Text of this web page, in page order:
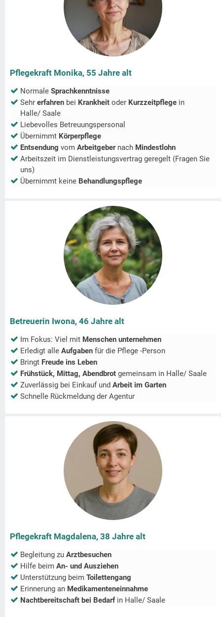
Pflegekraft Monika, 55 Jahre alt
Normale Sprachkenntnisse
Sehr erfahren bei Krankheit oder Kurzzeitpflege in
Halle/ Saale
Liebevolles Betreuungspersonal
Übernimmt Körperpflege
Entsendung vom Arbeitgeber nach Mindestlohn
Arbeitszeit im Dienstleistungsvertrag geregelt (Fragen Sie
uns)
Übernimmt keine Behandlungspflege
Betreuerin Iwona, 46 Jahre alt
Im Fokus: Viel mit Menschen unternehmen
Erledigt alle Aufgaben für die Pflege -Person
Bringt Freude ins Leben
Frühstück, Mittag, Abendbrot gemeinsam in Halle/ Saale
Zuverlässig bei Einkauf und Arbeit im Garten
Schnelle Rückmeldung der Agentur
Pflegekraft Magdalena, 38 Jahre alt
Begleitung zu Arztbesuchen
Hilfe beim An- und Ausziehen
Unterstützung beim Toilettengang
Erinnerung an Medikamenteneinnahme
Nachtbereitschaft bei Bedarfin Halle/ Saale